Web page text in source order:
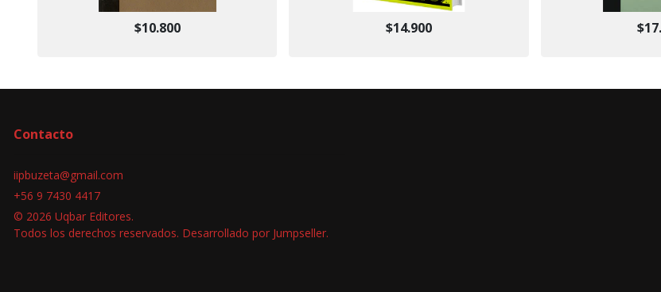
$10.800 $14.900
Contacto
iipbuzeta@gmail.com
+56 9 7430 4417
© 2026 Uqbar Editores.
Todos los derechos reservados. Desarrollado por Jumpseller.